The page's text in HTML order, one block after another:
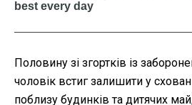
Половину зі згортків із
чоловік встиг залишити у
поблизу будинків та дитячих